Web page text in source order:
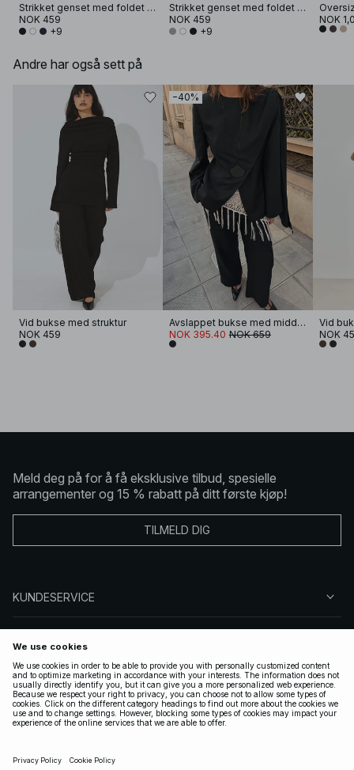
Strikket genset med foldet erme
NOK 459
+9
Strikket genset med foldet erme
NOK 459
+9
NOK
Andre har også sett på
Vid bukse med struktur
NOK 459
−40%
Avslappet bukse med middels liv
NOK 395.40 NOK 659
Vid
NOK
Meld deg på for å få eksklusive tilbud, spesielle
arrangementer og 15 % rabatt på ditt første kjøp!
TILMELD DIG
KUNDESERVICE
FØLG OSS
LOVLIG